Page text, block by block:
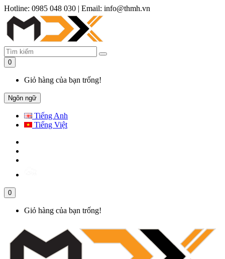
Hotline: 0985 048 030 | Email: info@thmh.vn
0
Giỏ hàng của bạn trống!
Ngôn ngữ
Tiếng Anh
Tiếng Việt
0
Giỏ hàng của bạn trống!